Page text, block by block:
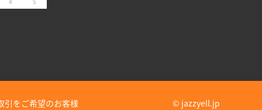
引をご希望のお客様 © jazzyell.jp